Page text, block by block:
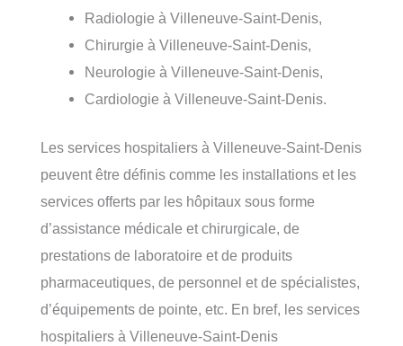
Radiologie à Villeneuve-Saint-Denis,
Chirurgie à Villeneuve-Saint-Denis,
Neurologie à Villeneuve-Saint-Denis,
Cardiologie à Villeneuve-Saint-Denis.
Les services hospitaliers à Villeneuve-Saint-Denis
peuvent être définis comme les installations et les
services offerts par les hôpitaux sous forme
d’assistance médicale et chirurgicale, de
prestations de laboratoire et de produits
pharmaceutiques, de personnel et de spécialistes,
d’équipements de pointe, etc. En bref, les services
hospitaliers à Villeneuve-Saint-Denis